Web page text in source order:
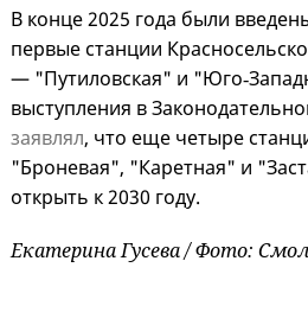
В конце 2025 года были
первые станции
— "Путиловская" и
выступления в
заявлял, что еще четыре
"Броневая", "Каретная" и
открыть к 2030 году.
Екатерина Гусева / Фото: